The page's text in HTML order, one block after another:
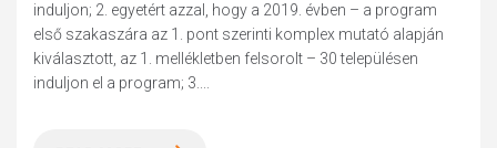
induljon; 2. egyetért azzal, hogy a 2019. évben – a program
első szakaszára az 1. pont szerinti komplex mutató alapján
kiválasztott, az 1. mellékletben felsorolt – 30 településen
induljon el a program; 3....